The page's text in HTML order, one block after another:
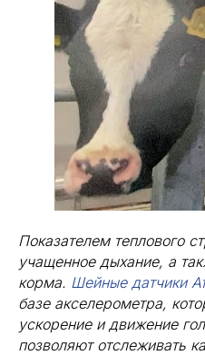
Показателем теплового
учащенное дыхание, а
корма. Шейные датчики
базе акселерометра,
ускорение и движение
позволяют отслеживать